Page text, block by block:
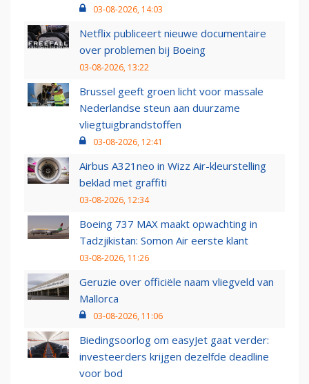
03-08-2026, 14:03
Netflix publiceert nieuwe documentaire
over problemen bij Boeing
03-08-2026, 13:22
Brussel geeft groen licht voor massale
Nederlandse steun aan duurzame
vliegtuigbrandstoffen
03-08-2026, 12:41
Airbus A321neo in Wizz Air-kleurstelling
beklad met graffiti
03-08-2026, 12:34
Boeing 737 MAX maakt opwachting in
Tadzjikistan: Somon Air eerste klant
03-08-2026, 11:26
Geruzie over officiële naam vliegveld van
Mallorca
03-08-2026, 11:06
Biedingsoorlog om easyJet gaat verder:
investeerders krijgen dezelfde deadline
voor bod